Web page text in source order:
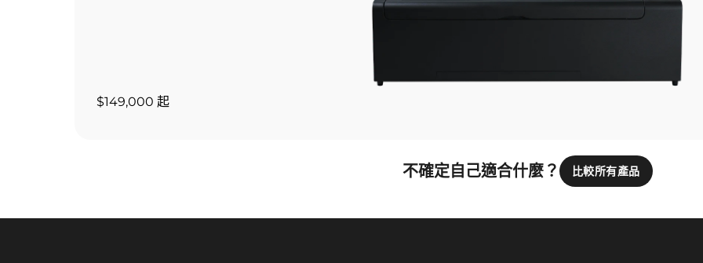
$149,000 起
不確定自己適合什麼？ 比較所有產品